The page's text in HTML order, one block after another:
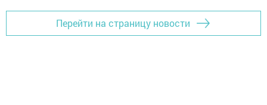
Перейти на страницу новости